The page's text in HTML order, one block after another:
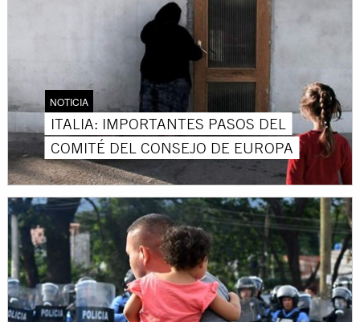
NOTICIA
ITALIA: IMPORTANTES PASOS DEL
COMITÉ DEL CONSEJO DE EUROPA